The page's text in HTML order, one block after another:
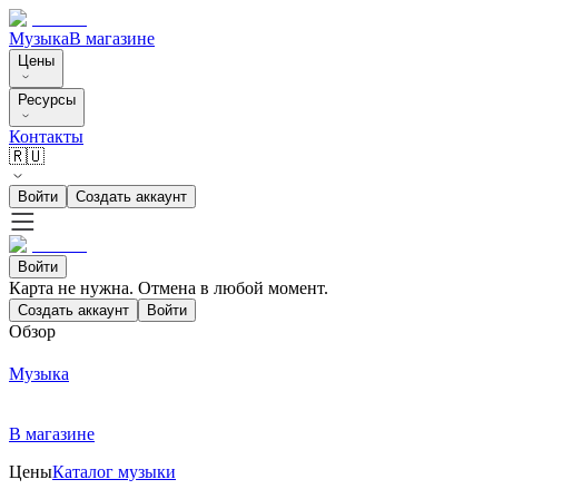
МузыкаВ магазине
Цены
Ресурсы
Контакты
🇷🇺
Войти Создать аккаунт
Войти
Карта не нужна. Отмена в любой момент.
Создать аккаунт Войти
Обзор
Музыка
В магазине
ЦеныКаталог музыки